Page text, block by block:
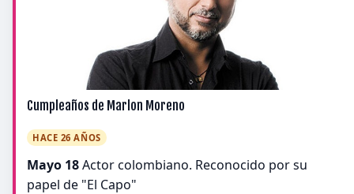
Cumpleaños de Marlon Moreno
HACE 26 AÑOS
Mayo 18Actor colombiano. Reconocido por su
papel de "El Capo"